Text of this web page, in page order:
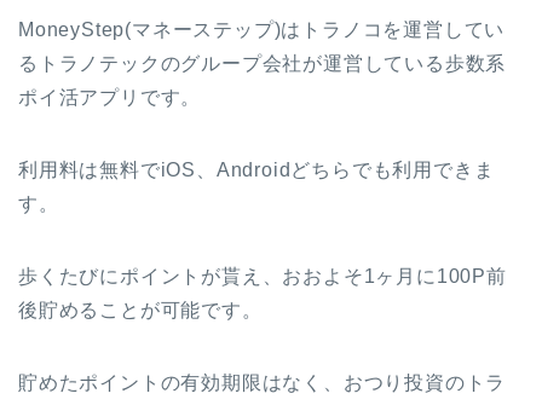
MoneyStep(マネーステップ)はトラノコを運営してい
るトラノテックのグループ会社が運営している歩数系
ポイ活アプリです。
利用料は無料でiOS、Androidどちらでも利用できま
す。
歩くたびにポイントが貰え、おおよそ1ヶ月に100P前
後貯めることが可能です。
貯めたポイントの有効期限はなく、おつり投資のトラ